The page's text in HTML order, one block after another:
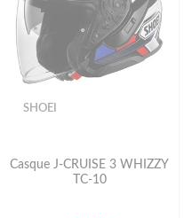
SHOEI
Casque J-CRUISE 3 WHIZZY
TC-10